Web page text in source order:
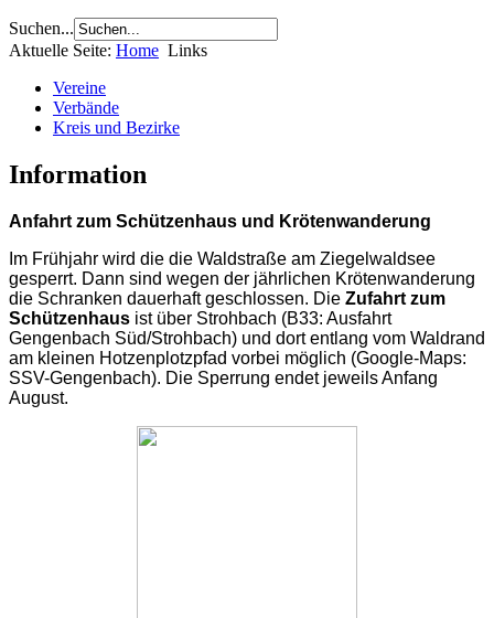
Suchen...
Aktuelle Seite: Home Links
Vereine
Verbände
Kreis und Bezirke
Information
Anfahrt zum Schützenhaus und Krötenwanderung
Im Frühjahr wird die die Waldstraße am Ziegelwaldsee
gesperrt. Dann sind wegen der jährlichen Krötenwanderung
die Schranken dauerhaft geschlossen. Die Zufahrt zum
Schützenhaus ist über Strohbach (B33: Ausfahrt
Gengenbach Süd/Strohbach) und dort entlang vom Waldrand
am kleinen Hotzenplotzpfad vorbei möglich (Google-Maps:
SSV-Gengenbach). Die Sperrung endet jeweils Anfang
August.